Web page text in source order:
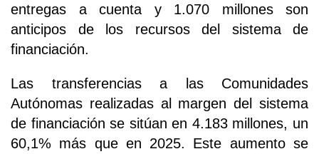
entregas a cuenta y 1.070 millones son
anticipos de los recursos del sistema de
financiación.
Las transferencias a las Comunidades
Autónomas realizadas al margen del sistema
de financiación se sitúan en 4.183 millones, un
60,1% más que en 2025. Este aumento se